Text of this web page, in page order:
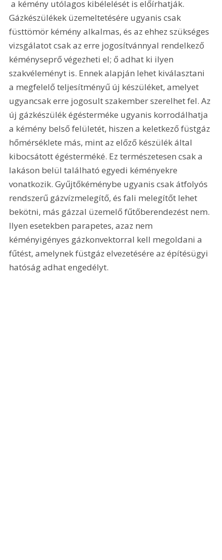
 a kémény utólagos kibélelését is előírhatják.
Gázkészülékek üzemeltetésére ugyanis csak
füsttömör kémény alkalmas, és az ehhez szükséges
vizsgálatot csak az erre jogosítvánnyal rendelkező
kéményseprő végezheti el; ő adhat ki ilyen
szakvéleményt is. Ennek alapján lehet kiválasztani
a megfelelő teljesítményű új készüléket, amelyet
ugyancsak erre jogosult szakember szerelhet fel. Az
új gázkészülék égésterméke ugyanis korrodálhatja
a kémény belső felületét, hiszen a keletkező füstgáz
hőmérséklete más, mint az előző készülék által
kibocsátott égésterméké. Ez természetesen csak a
lakáson belül található egyedi kéményekre
vonatkozik. Gyűjtőkéménybe ugyanis csak átfolyós
rendszerű gázvízmelegítő, és fali melegítőt lehet
bekötni, más gázzal üzemelő fűtőberendezést nem.
Ilyen esetekben parapetes, azaz nem
kéményigényes gázkonvektorral kell megoldani a
fűtést, amelynek füstgáz elvezetésére az építésügyi
hatóság adhat engedélyt.